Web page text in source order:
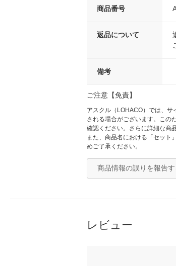
商品番号
返品について
備考
ご注意【免責】
アスクル（LOHACO）では、
される場合がございます。この
確認ください。さらに詳細な商
また、商品名における「セット
めご了承ください。
商品情報の誤りを報告す
レビュー